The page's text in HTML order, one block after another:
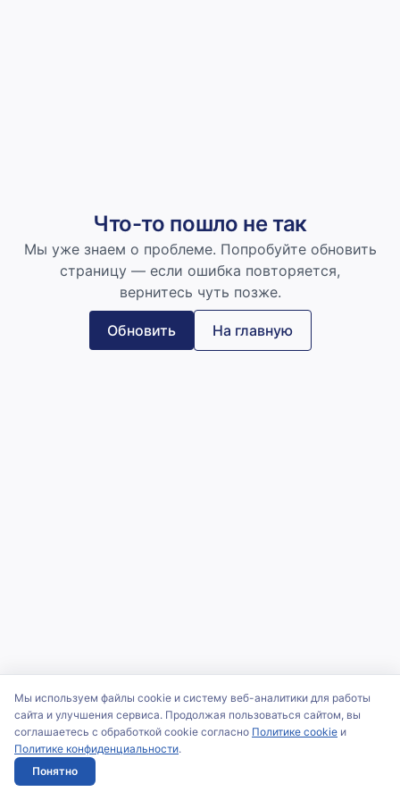
Что-то пошло не так
Мы уже знаем о проблеме. Попробуйте обновить
страницу — если ошибка повторяется,
вернитесь чуть позже.
Обновить На главную
Мы используем файлы cookie и систему веб-аналитики для работы
сайта и улучшения сервиса. Продолжая пользоваться сайтом, вы
соглашаетесь с обработкой cookie согласно Политике cookie и
Политике конфиденциальности.
Понятно